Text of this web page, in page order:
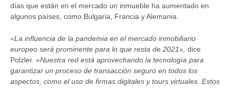
días que están en el mercado un inmueble ha aumentado en
algunos países, como Bulgaria, Francia y Alemania.
«La influencia de la pandemia en el mercado inmobiliario
europeo será prominente para lo que resta de 2021», dice
Polzler. «Nuestra red está aprovechando la tecnología para
garantizar un proceso de transacción seguro en todos los
aspectos, como el uso de firmas digitales y tours virtuales. Estos